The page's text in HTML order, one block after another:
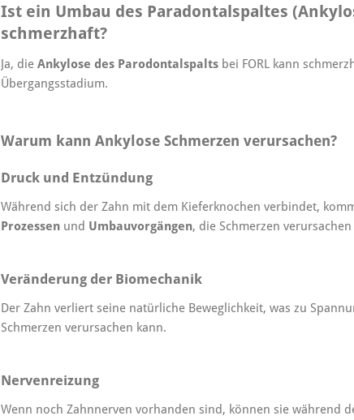
Ist ein Umbau des Paradontalspaltes
schmerzhaft?
Ja, dieAnkylose des Parodontalspalts bei FORL kann
Übergangsstadium.
Warum kann Ankylose Schmerzen verursachen?
Druck und Entzündung
Während sich der Zahn mit dem Kieferknochen verbindet,
Prozessen und Umbauvorgängen, die Schmerzen
Veränderung der Biomechanik
Der Zahn verliert seine natürliche Beweglichkeit, was zu
Schmerzen verursachen kann.
Nervenreizung
Wenn noch Zahnnerven vorhanden sind, können sie während